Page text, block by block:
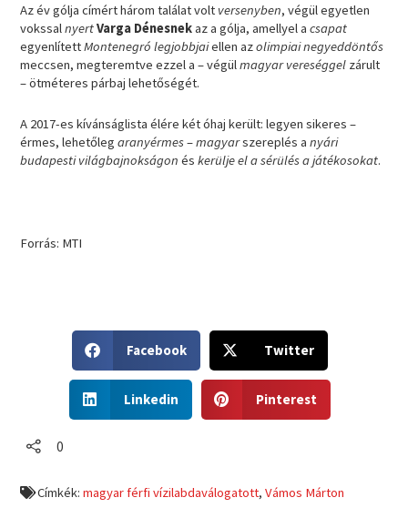
Az év gólja címért három találat volt versenyben, végül egyetlen
vokssalnyertVarga Dénesnekaz a gólja, amellyel acsapat
egyenlítettMontenegró legjobbjaiellen azolimpiai negyeddöntős
meccsen, megteremtve ezzel a – végülmagyar vereséggel zárult
– ötméteres párbaj lehetőségét.
A 2017-es kívánságlista élére két óhaj került: legyen sikeres –
érmes, lehetőlegaranyérmes–magyarszereplés anyári
budapesti világbajnokságon éskerülje el a sérülés a játékosokat.
Forrás: MTI
h
a
r
Facebook
h
a
i
Twitter
h
a
n
Linkedin
h
a
n
Pinterest
0
Címkék:magyar férfi vízilabdaválogatott,Vámos Márton